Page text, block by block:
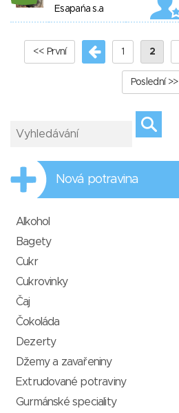
Esapańa s.a
<< První 1 2
Poslední >>
Nová potravina
Alkohol
Bagety
Cukr
Cukrovinky
Čaj
Čokoláda
Dezerty
Džemy a zavařeniny
Extrudované potraviny
Gurmánské speciality